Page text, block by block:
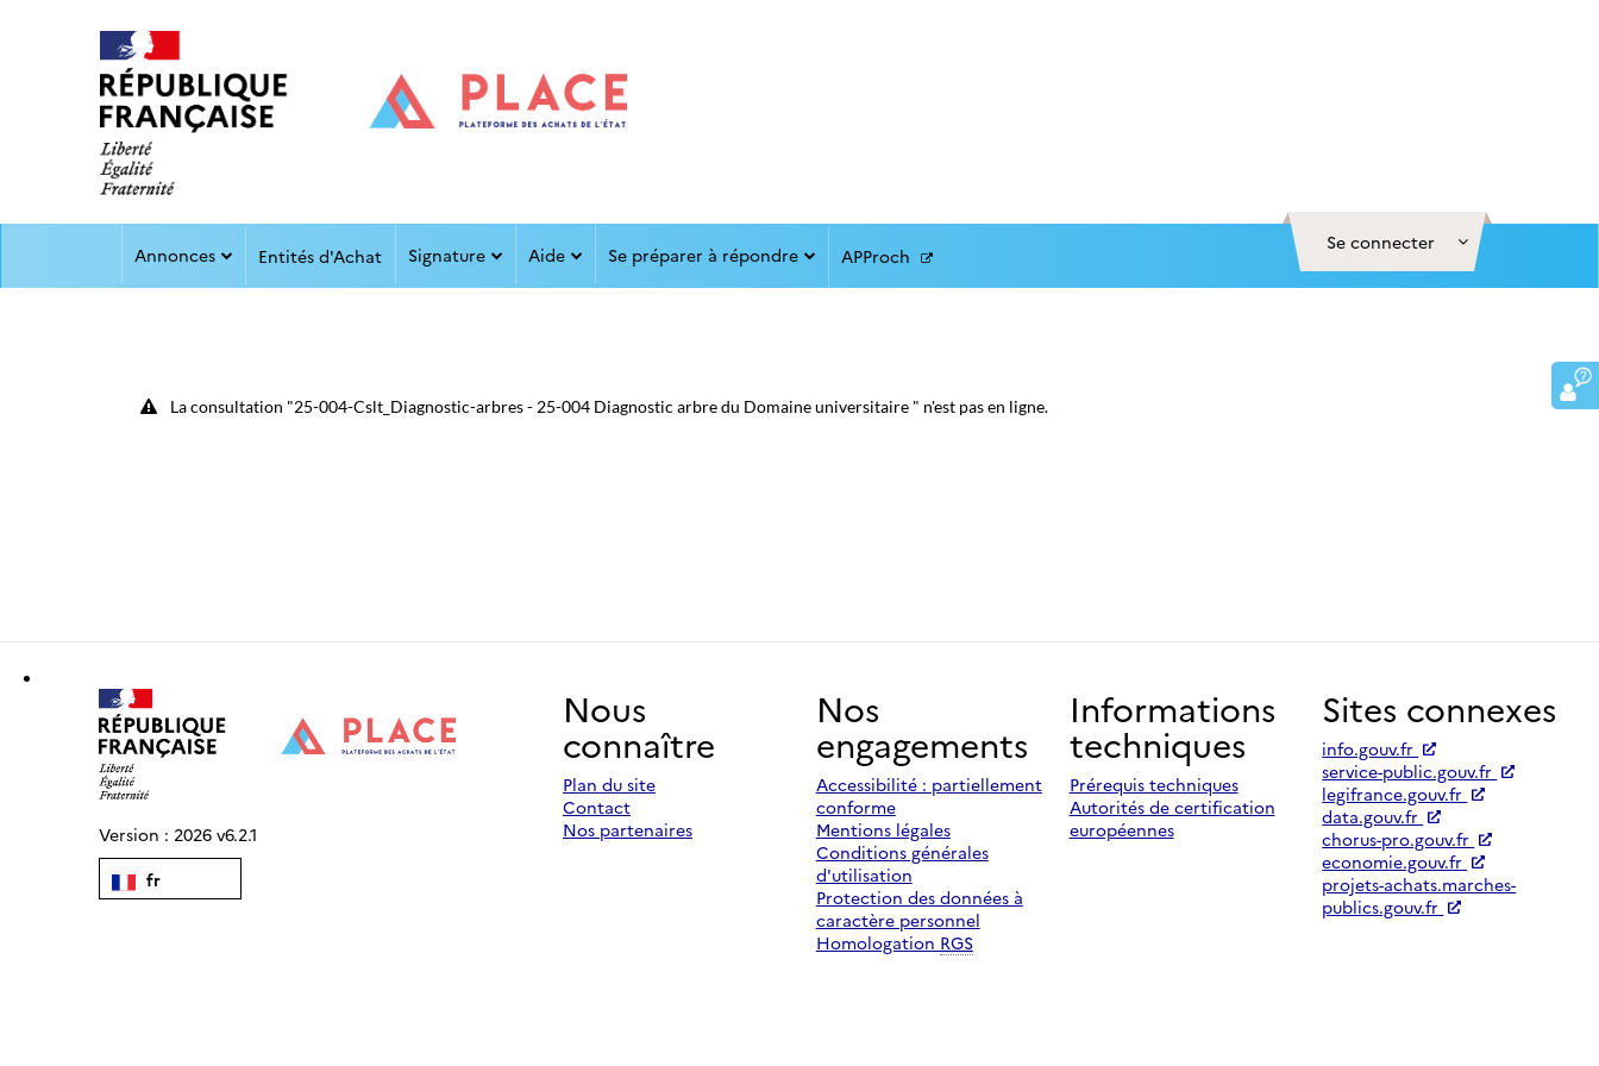
Se connecter
Annonces Entités d'Achat Signature Aide Se préparer à répondre APProch
La consultation "25-004-Cslt_Diagnostic-arbres - 25-004 Diagnostic arbre du Domaine universitaire " n'est pas en ligne.
Version : 2026 v6.2.1
fr
Nous
connaître
Plan du site
Contact
Nos partenaires
Nos
engagements
Accessibilité : partiellement
conforme
Mentions légales
Conditions générales
d'utilisation
Protection des données à
caractère personnel
Homologation RGS
Informations
techniques
Prérequis techniques
Autorités de certification
européennes
Sites connexes
info.gouv.fr
service-public.gouv.fr
legifrance.gouv.fr
data.gouv.fr
chorus-pro.gouv.fr
economie.gouv.fr
projets-achats.marches-
publics.gouv.fr